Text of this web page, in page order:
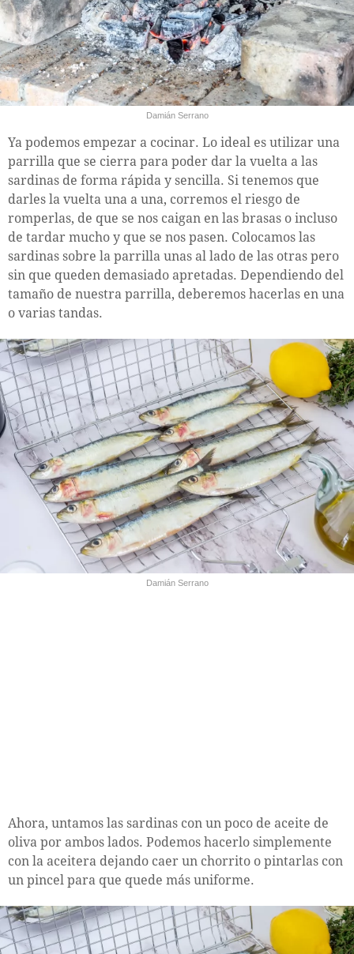
Damián Serrano
Ya podemos empezar a cocinar. Lo ideal es utilizar una
parrilla que se cierra para poder dar la vuelta a las
sardinas de forma rápida y sencilla. Si tenemos que
darles la vuelta una a una, corremos el riesgo de
romperlas, de que se nos caigan en las brasas o incluso
de tardar mucho y que se nos pasen. Colocamos las
sardinas sobre la parrilla unas al lado de las otras pero
sin que queden demasiado apretadas. Dependiendo del
tamaño de nuestra parrilla, deberemos hacerlas en una
o varias tandas.
Damián Serrano
Ahora, untamos las sardinas con un poco de aceite de
oliva por ambos lados. Podemos hacerlo simplemente
con la aceitera dejando caer un chorrito o pintarlas con
un pincel para que quede más uniforme.